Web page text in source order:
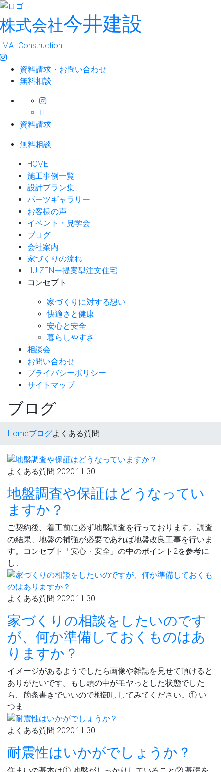
株式会社今井建設
IMAI Construction
資料請求・お問い合わせ
無料相談
資料請求
無料相談
HOME
施工事例一覧
設計プラン集
パーツギャラリー
お客様の声
イベント・見学会
ブログ
会社案内
家づくりの流れ
HUIZENー提案型注文住宅
コンセプト
家づくりに対する想い
快適さと健康
安心と安全
暮らしやすさ
相談会
お問い合わせ
プライバシーポリシー
サイトマップ
ブログ
Homeブログよくある質問
よくある質問 2020.11.30
地盤調査や保証はどうなってい
ますか？
ご契約後、着工前に必ず地盤調査を行っております。調査
の結果、地盤の補強が必要であれば地盤改良工事を行いま
す。コンセプト「安心・安全」の中のポイント2を参考に
し…
よくある質問 2020.11.30
家づくりの相談をしたいのです
が、何か準備しておくものはあ
りますか？
イメージがあるようでしたら画像や雑誌を見せて頂けると
ありがたいです。もし頭の中がモヤっとした状態でした
ら、箇条書きでいいので棚卸ししてみてください。① い
つま…
よくある質問 2020.11.30
耐震性はいかがでしょうか？